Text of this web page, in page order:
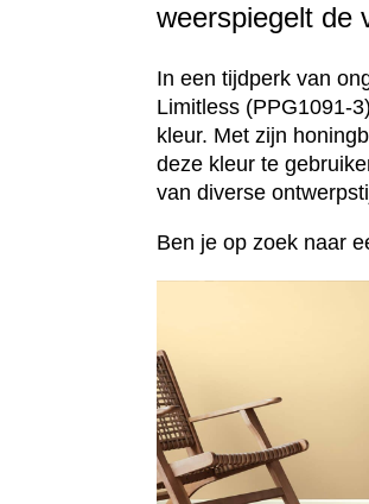
weerspiegelt de
In een tijdperk van
Limitless (PPG1091-
kleur. Met zijn
deze kleur te
van diverse
Ben je op zoek naar